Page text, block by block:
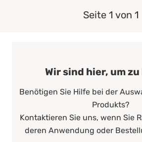
Seite 1 von 1
Wir sind hier, um
Benötigen Sie Hilfe bei der
Produkts?
Kontaktieren Sie uns, wenn Sie
deren Anwendung oder